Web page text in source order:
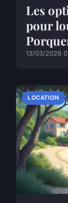
Les
pour
13/03/2026
LOCATION